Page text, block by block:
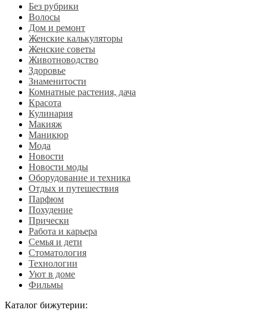
Без рубрики
Волосы
Дом и ремонт
Женские калькуляторы
Женские советы
Животноводство
Здоровье
Знаменитости
Комнатные растения, дача
Красота
Кулинария
Макияж
Маникюр
Мода
Новости
Новости моды
Оборудование и техника
Отдых и путешествия
Парфюм
Похудение
Прически
Работа и карьера
Семья и дети
Стоматология
Технологии
Уют в доме
Фильмы
Каталог бижутерии: